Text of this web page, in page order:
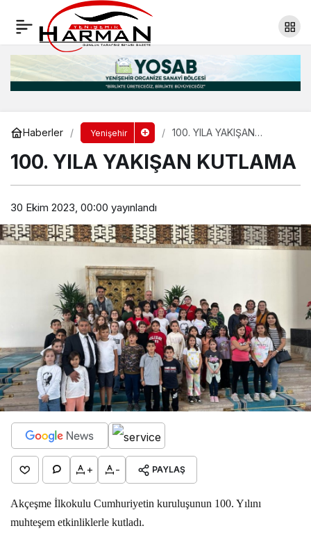
Haberler Yenişehir
100. YILA YAKIŞAN
100. YILA YAKIŞAN KUTLAMA
30 Ekim 2023, 00:00 yayınlandı
+ - PAYLAŞ
Akçeşme İlkokulu Cumhuriyetin kuruluşunun 100. Yılını
muhteşem etkinliklerle kutladı.
YAŞAMA ÜÇ GÜN TUTUNABİLDİ
Yorum Yap Paylaş